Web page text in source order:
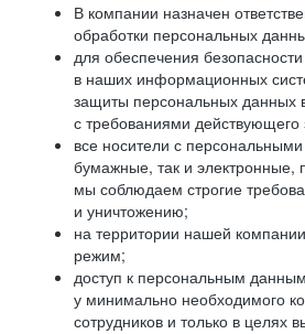
В компании назначен
обработки персональных
для обеспечения
в наших информационных
защиты персональных данных
с требованиями действующего
все носители с
бумажные, так и электронные,
мы соблюдаем строгие
и уничтожению;
на территории нашей
режим;
доступ к персональным
у минимально необходимого
сотрудников и только в целях